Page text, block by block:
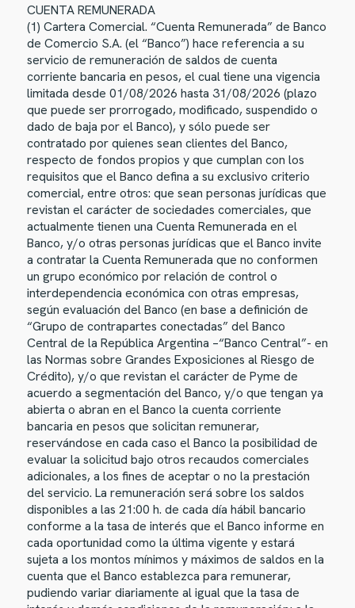
CUENTA REMUNERADA
(1) Cartera Comercial. “Cuenta Remunerada” de Banco
de Comercio S.A. (el “Banco”) hace referencia a su
servicio de remuneración de saldos de cuenta
corriente bancaria en pesos, el cual tiene una vigencia
limitada desde 01/08/2026 hasta 31/08/2026 (plazo
que puede ser prorrogado, modificado, suspendido o
dado de baja por el Banco), y sólo puede ser
contratado por quienes sean clientes del Banco,
respecto de fondos propios y que cumplan con los
requisitos que el Banco defina a su exclusivo criterio
comercial, entre otros: que sean personas jurídicas que
revistan el carácter de sociedades comerciales, que
actualmente tienen una Cuenta Remunerada en el
Banco, y/o otras personas jurídicas que el Banco invite
a contratar la Cuenta Remunerada que no conformen
un grupo económico por relación de control o
interdependencia económica con otras empresas,
según evaluación del Banco (en base a definición de
“Grupo de contrapartes conectadas” del Banco
Central de la República Argentina –“Banco Central”- en
las Normas sobre Grandes Exposiciones al Riesgo de
Crédito), y/o que revistan el carácter de Pyme de
acuerdo a segmentación del Banco, y/o que tengan ya
abierta o abran en el Banco la cuenta corriente
bancaria en pesos que solicitan remunerar,
reservándose en cada caso el Banco la posibilidad de
evaluar la solicitud bajo otros recaudos comerciales
adicionales, a los fines de aceptar o no la prestación
del servicio. La remuneración será sobre los saldos
disponibles a las 21:00 h. de cada día hábil bancario
conforme a la tasa de interés que el Banco informe en
cada oportunidad como la última vigente y estará
sujeta a los montos mínimos y máximos de saldos en la
cuenta que el Banco establezca para remunerar,
pudiendo variar diariamente al igual que la tasa de